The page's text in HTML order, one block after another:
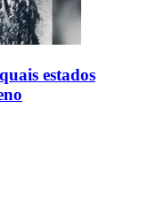
estados